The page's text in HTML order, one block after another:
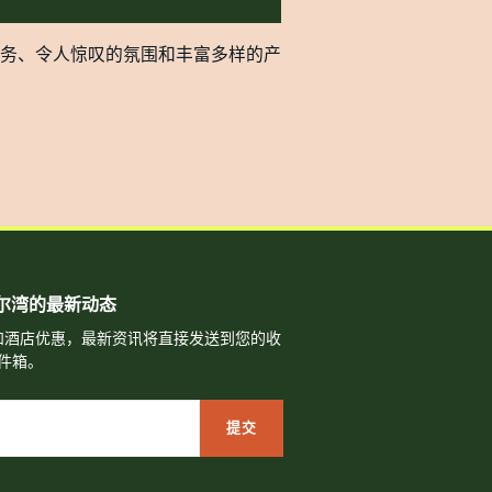
、令人惊叹的氛围和丰富多样的产
湾的最新动态
店优惠，最新资讯将直接发送到您的收
箱。